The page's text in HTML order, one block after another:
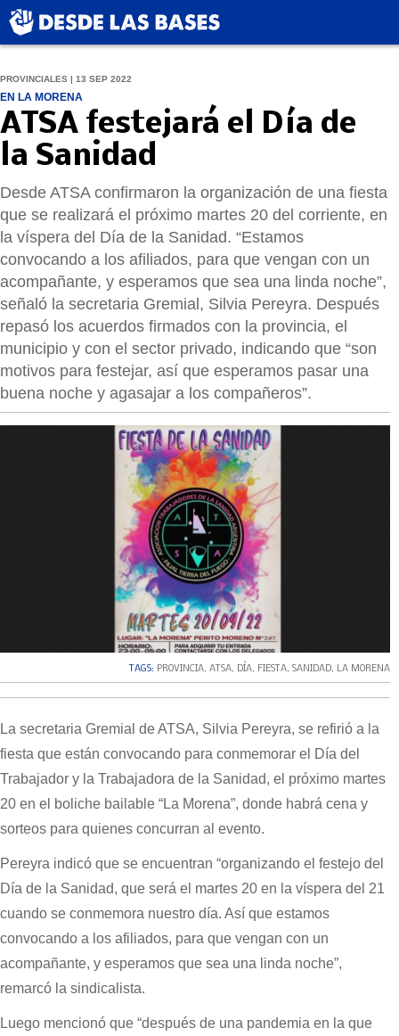
PROVINCIALES | 13 SEP 2022
EN LA MORENA
ATSA festejará el Día de
la Sanidad
Desde ATSA confirmaron la organización de una fiesta
que se realizará el próximo martes 20 del corriente, en
la víspera del Día de la Sanidad. “Estamos
convocando a los afiliados, para que vengan con un
acompañante, y esperamos que sea una linda noche”,
señaló la secretaria Gremial, Silvia Pereyra. Después
repasó los acuerdos firmados con la provincia, el
municipio y con el sector privado, indicando que “son
motivos para festejar, así que esperamos pasar una
buena noche y agasajar a los compañeros”.
TAGS: PROVINCIA, ATSA, DÍA, FIESTA, SANIDAD, LA MORENA
La secretaria Gremial de ATSA, Silvia Pereyra, se refirió a la
fiesta que están convocando para conmemorar el Día del
Trabajador y la Trabajadora de la Sanidad, el próximo martes
20 en el boliche bailable “La Morena”, donde habrá cena y
sorteos para quienes concurran al evento.
Pereyra indicó que se encuentran “organizando el festejo del
Día de la Sanidad, que será el martes 20 en la víspera del 21
cuando se conmemora nuestro día. Así que estamos
convocando a los afiliados, para que vengan con un
acompañante, y esperamos que sea una linda noche”,
remarcó la sindicalista.
Luego mencionó que “después de una pandemia en la que